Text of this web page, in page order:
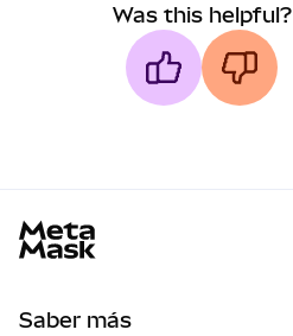
Was this helpful?
Saber más